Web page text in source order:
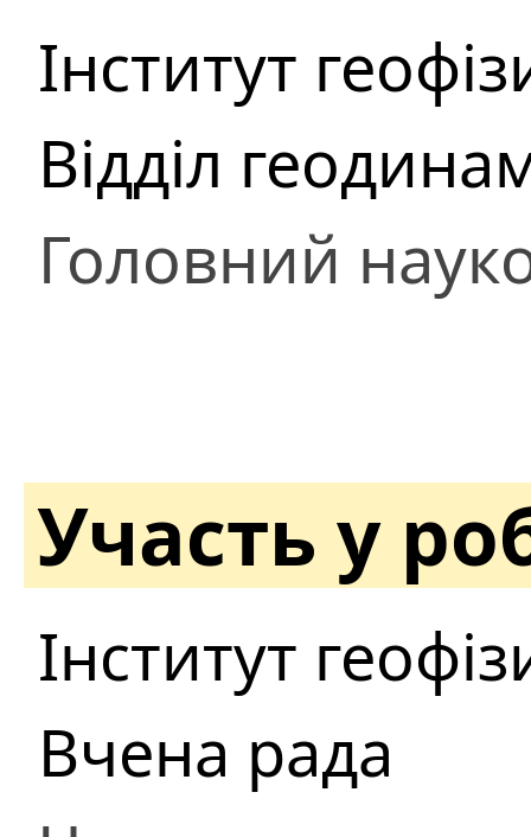
Інститут
Відділ
Головний
Участь у
Інститут
Вчена рада